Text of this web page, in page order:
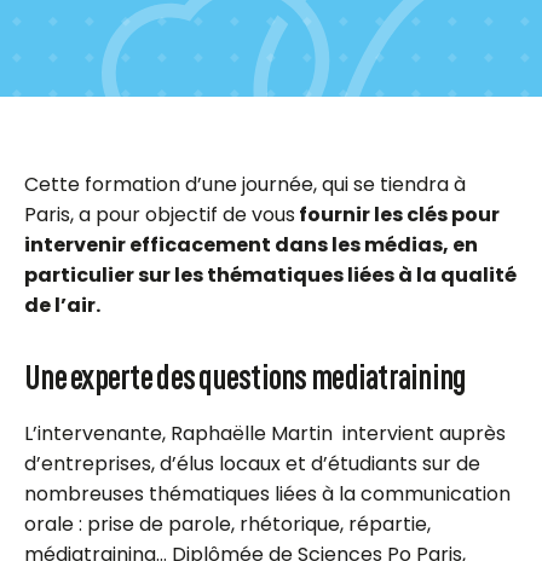
Cette formation d’une journée, qui se tiendra à
Paris, a pour objectif de vousfournir les clés pour
intervenir efficacement dans les médias, en
particulier sur les thématiques liées à la qualité
de l’air.
Une experte des questions mediatraining
L’intervenante, Raphaëlle Martin intervient auprès
d’entreprises, d’élus locaux et d’étudiants sur de
nombreuses thématiques liées à la communication
orale : prise de parole, rhétorique, répartie,
médiatraining… Diplômée de Sciences Po Paris,